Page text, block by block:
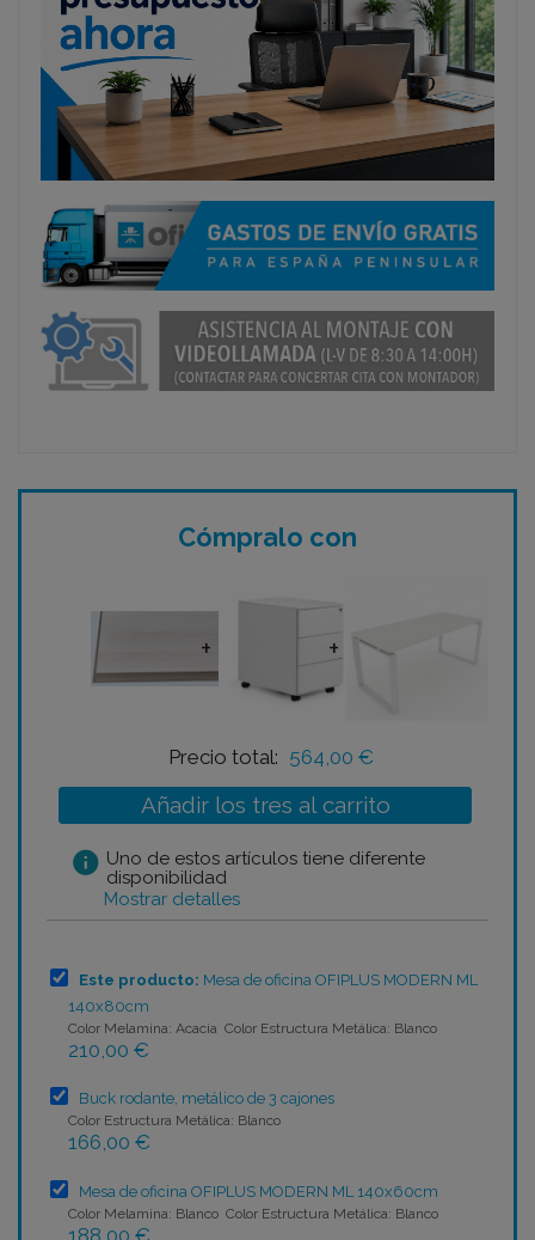
Cómpralo con
+ +
Precio total: 564,00 €
Añadir los tres al carrito
info Uno de estos artículos tiene diferente
disponibilidad
Mostrar detalles
Este producto: Mesa de oficina OFIPLUS MODERN ML
140x80cm
Color Melamina: Acacia Color Estructura Metálica: Blanco
210,00 €
Buck rodante, metálico de 3 cajones
Color Estructura Metálica: Blanco
166,00 €
Mesa de oficina OFIPLUS MODERN ML 140x60cm
Color Melamina: Blanco Color Estructura Metálica: Blanco
188,00 €